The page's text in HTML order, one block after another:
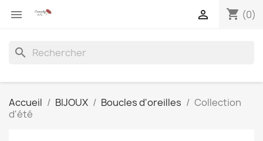
 shopping_cart (0)

search
Accueil BIJOUX Boucles d'oreilles
Collection
d'été